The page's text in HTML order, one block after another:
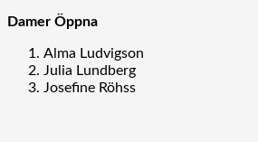
Damer Öppna
Alma Ludvigson
Julia Lundberg
Josefine Röhss